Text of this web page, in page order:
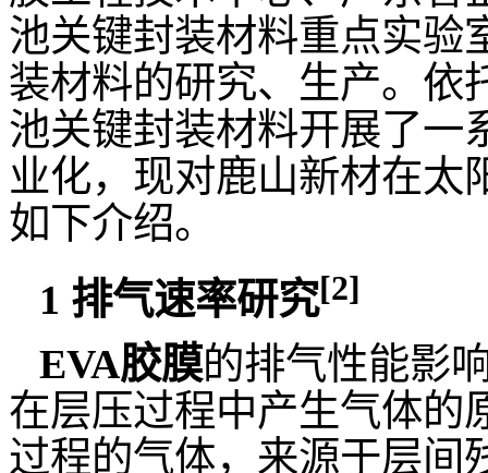
池关键封装材料重点实验
装材料的研究、生产。依
池关键封装材料开展了一
业化，现对鹿山新材在太
如下介绍。
1 排气速率研究[2]
EVA胶膜的排气性能影
在层压过程中产生气体的
过程的气体，来源于层间